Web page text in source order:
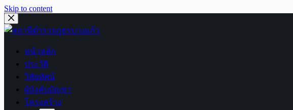
Skip to content
หน้าหลัก
ประวัติ
วิสัยทัศน์
ผู้บังคับบัญชา
โครงสร้าง